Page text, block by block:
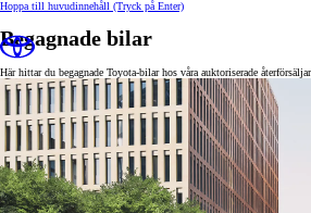
Hoppa till huvudinnehåll (Tryck på Enter)
Begagnade bilar
Här hittar du begagnade Toyota-bilar hos våra auktoriserade